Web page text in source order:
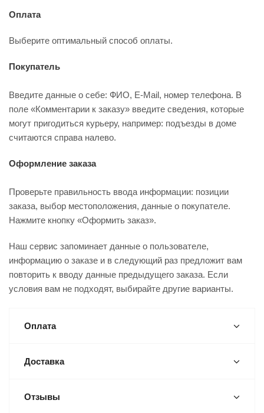
Оплата
Выберите оптимальный способ оплаты.
Покупатель
Введите данные о себе: ФИО, E-Mail, номер телефона. В
поле «Комментарии к заказу» введите сведения, которые
могут пригодиться курьеру, например: подъезды в доме
считаются справа налево.
Оформление заказа
Проверьте правильность ввода информации: позиции
заказа, выбор местоположения, данные о покупателе.
Нажмите кнопку «Оформить заказ».
Наш сервис запоминает данные о пользователе,
информацию о заказе и в следующий раз предложит вам
повторить к вводу данные предыдущего заказа. Если
условия вам не подходят, выбирайте другие варианты.
Оплата
Доставка
Отзывы